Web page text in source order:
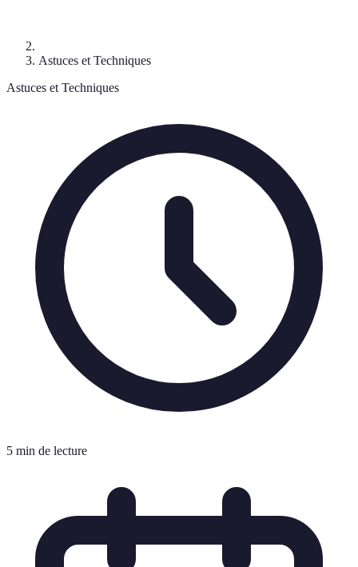
Astuces et Techniques
Astuces et Techniques
5 min de lecture